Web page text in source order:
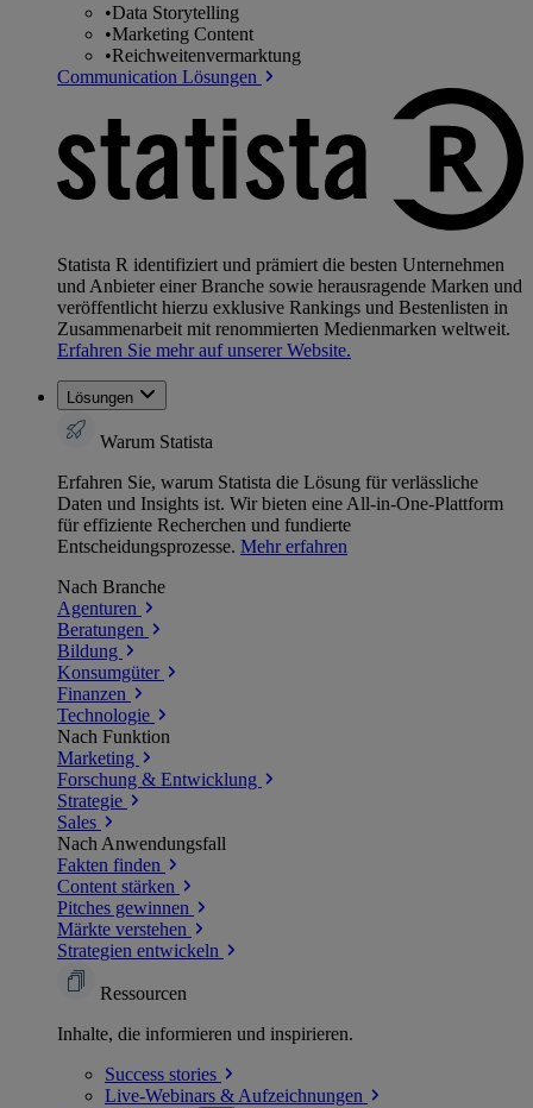
•Data Storytelling
•Marketing Content
•Reichweitenvermarktung
Communication Lösungen
Statista R identifiziert und prämiert die besten Unternehmen
und Anbieter einer Branche sowie herausragende Marken und
veröffentlicht hierzu exklusive Rankings und Bestenlisten in
Zusammenarbeit mit renommierten Medienmarken weltweit.
Erfahren Sie mehr auf unserer Website.
Lösungen
Warum Statista
Erfahren Sie, warum Statista die Lösung für verlässliche
Daten und Insights ist. Wir bieten eine All-in-One-Plattform
für effiziente Recherchen und fundierte
Entscheidungsprozesse. Mehr erfahren
Nach Branche
Agenturen
Beratungen
Bildung
Konsumgüter
Finanzen
Technologie
Nach Funktion
Marketing
Forschung & Entwicklung
Strategie
Sales
Nach Anwendungsfall
Fakten finden
Content stärken
Pitches gewinnen
Märkte verstehen
Strategien entwickeln
Ressourcen
Inhalte, die informieren und inspirieren.
Success stories
Live-Webinars & Aufzeichnungen